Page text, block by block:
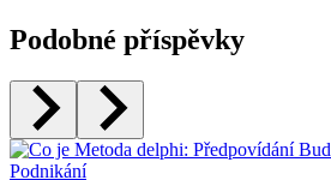
Podobné příspěvky